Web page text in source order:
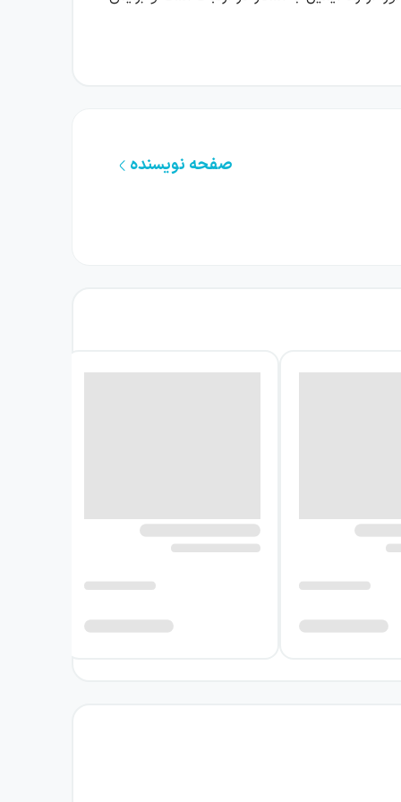
او را از این دردسر نجات دهد یا نه.
کوچک‌تر، توجه مادرش را از دست داده است.
می‌گیرد، موقعیتی خنده‌دار و در عین حال
به نتیجه‌ای نمی‌رسد و مجبور می‌شوند
صفحه نویسنده